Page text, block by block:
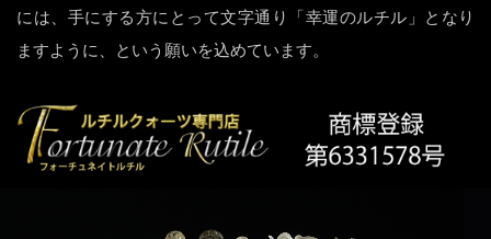
には、手にする方にとって文字通り「幸運のルチル」となり
ますように、という願いを込めています。